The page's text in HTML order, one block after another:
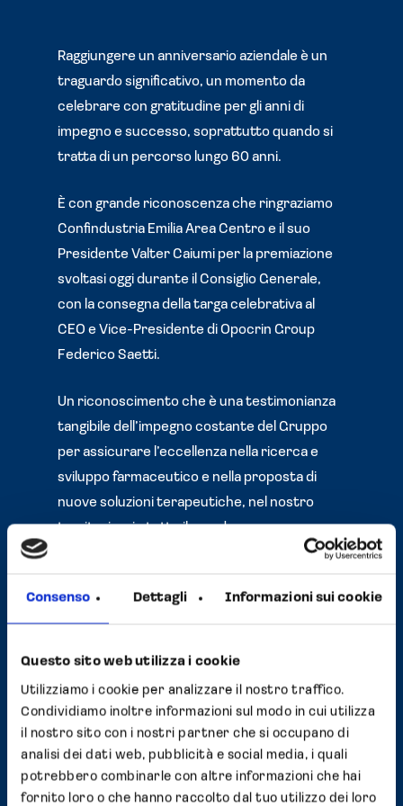
Consenso Dettagli Informazioni sui cookie
Questo sito web utilizza i cookie
Utilizziamo i cookie per analizzare il nostro traffico.
Condividiamo inoltre informazioni sul modo in cui utilizza
il nostro sito con i nostri partner che si occupano di
analisi dei dati web, pubblicità e social media, i quali
potrebbero combinarle con altre informazioni che hai
fornito loro o che hanno raccolto dal tuo utilizzo dei loro
Raggiungere un anniversario aziendale è un
traguardo significativo, un momento da
celebrare con gratitudine per gli anni di
impegno e successo, soprattutto quando si
tratta di un percorso lungo 60 anni.
È con grande riconoscenza che ringraziamo
Confindustria Emilia Area Centro e il suo
Presidente Valter Caiumi per la premiazione
svoltasi oggi durante il Consiglio Generale,
con la consegna della targa celebrativa al
CEO e Vice-Presidente di Opocrin Group
Federico Saetti.
Un riconoscimento che è una testimonianza
tangibile dell’impegno costante del Gruppo
per assicurare l’eccellenza nella ricerca e
sviluppo farmaceutico e nella proposta di
nuove soluzioni terapeutiche, nel nostro
territorio e in tutto il mondo.